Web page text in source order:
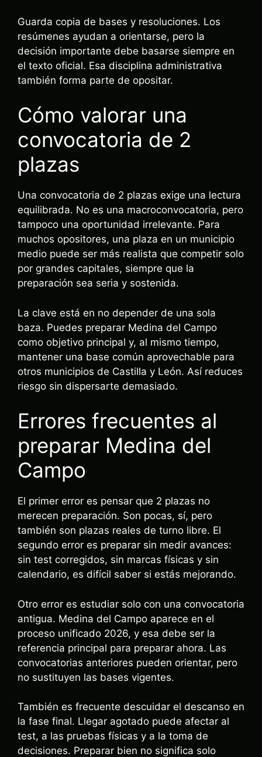
Guarda copia de bases y resoluciones. Los
resúmenes ayudan a orientarse, pero la
decisión importante debe basarse siempre en
el texto oficial. Esa disciplina administrativa
también forma parte de opositar.
Cómo valorar una
convocatoria de 2
plazas
Una convocatoria de 2 plazas exige una lectura
equilibrada. No es una macroconvocatoria, pero
tampoco una oportunidad irrelevante. Para
muchos opositores, una plaza en un municipio
medio puede ser más realista que competir solo
por grandes capitales, siempre que la
preparación sea seria y sostenida.
La clave está en no depender de una sola
baza. Puedes preparar Medina del Campo
como objetivo principal y, al mismo tiempo,
mantener una base común aprovechable para
otros municipios de Castilla y León. Así reduces
riesgo sin dispersarte demasiado.
Errores frecuentes al
preparar Medina del
Campo
El primer error es pensar que 2 plazas no
merecen preparación. Son pocas, sí, pero
también son plazas reales de turno libre. El
segundo error es preparar sin medir avances:
sin test corregidos, sin marcas físicas y sin
calendario, es difícil saber si estás mejorando.
Otro error es estudiar solo con una convocatoria
antigua. Medina del Campo aparece en el
proceso unificado 2026, y esa debe ser la
referencia principal para preparar ahora. Las
convocatorias anteriores pueden orientar, pero
no sustituyen las bases vigentes.
También es frecuente descuidar el descanso en
la fase final. Llegar agotado puede afectar al
test, a las pruebas físicas y a la toma de
decisiones. Preparar bien no significa solo